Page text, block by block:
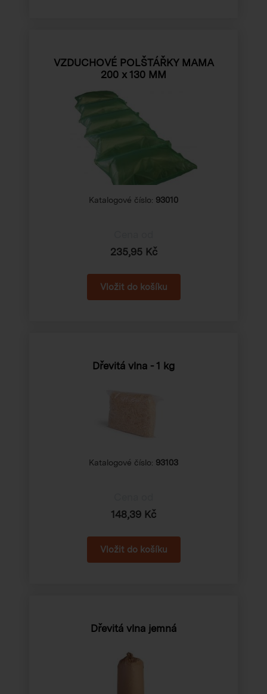
VZDUCHOVÉ POLŠTÁŘKY MAMA
200 x 130 MM
Katalogové číslo: 93010
235,95 Kč
Dřevitá vlna - 1 kg
Katalogové číslo: 93103
148,39 Kč
Dřevitá vlna jemná